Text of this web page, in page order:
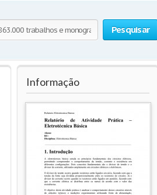
Pesquisar
Informação